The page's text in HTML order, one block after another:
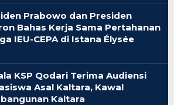
Prabowo dan Presiden
Bahas Kerja Sama Pertahanan
IEU-CEPA di Istana Élysée
KSP Qodari Terima Audiensi
Asal Kaltara, Kawal
Kaltara